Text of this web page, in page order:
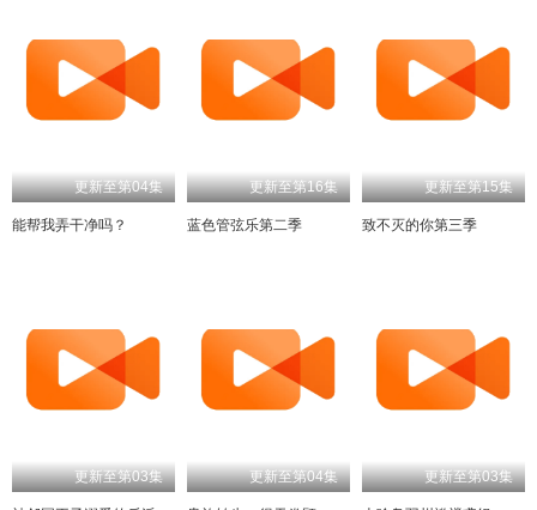
更新至第04集
能帮我弄干净吗？
更新至第16集
蓝色管弦乐第二季
更新至第15集
致不灭的你第三季
更新至第03集 更新至第04集 更新至第03集